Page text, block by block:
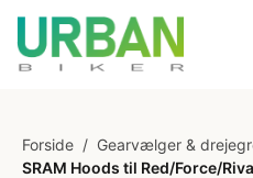
Forside / Gearvælger &
SRAM Hoods til Red/Force/